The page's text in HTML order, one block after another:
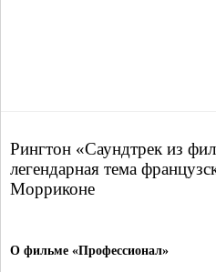
Рингтон «Саундтрек из
легендарная тема
Морриконе
О фильме «Профессионал»